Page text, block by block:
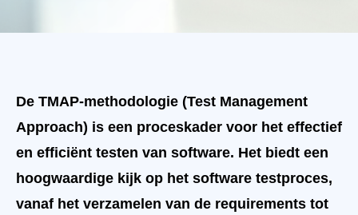
De TMAP-methodologie (Test Management
Approach) is een proceskader voor het effectief
en efficiënt testen van software. Het biedt een
hoogwaardige kijk op het software testproces,
vanaf het verzamelen van de requirements tot